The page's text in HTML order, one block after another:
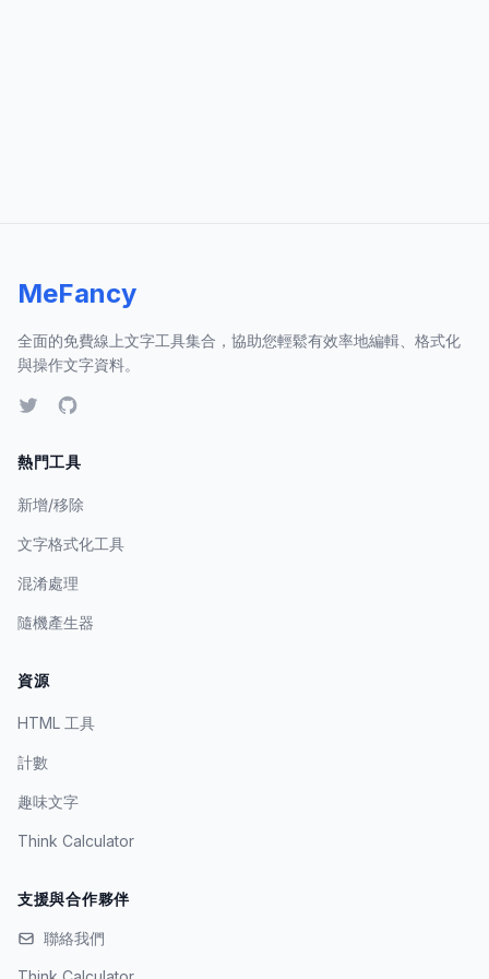
MeFancy
全面的免費線上文字工具集合，協助您輕鬆有效率地編輯、格式化
與操作文字資料。
熱門工具
新增/移除
文字格式化工具
混淆處理
隨機產生器
資源
HTML 工具
計數
趣味文字
Think Calculator
支援與合作夥伴
聯絡我們